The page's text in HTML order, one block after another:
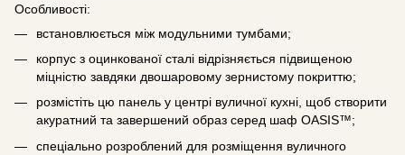
Особливості:
встановлюється між модульними тумбами;
корпус з оцинкованої сталі відрізняється підвищеною
міцністю завдяки двошаровому зернистому покриттю;
розмістіть цю панель у центрі вуличної кухні, щоб створити
акуратний та завершений образ серед шаф OASIS™;
спеціально розроблений для розміщення вуличного